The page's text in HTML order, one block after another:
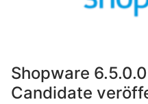
Shopware
Candidate